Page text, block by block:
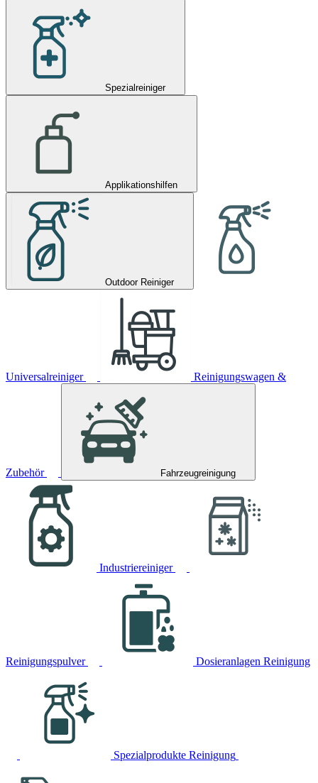
Spezialreiniger
Applikationshilfen
Outdoor Reiniger
Universalreiniger Reinigungswagen &
Zubehör Fahrzeugreinigung
Industriereiniger
Reinigungspulver Dosieranlagen Reinigung
Spezialprodukte Reinigung